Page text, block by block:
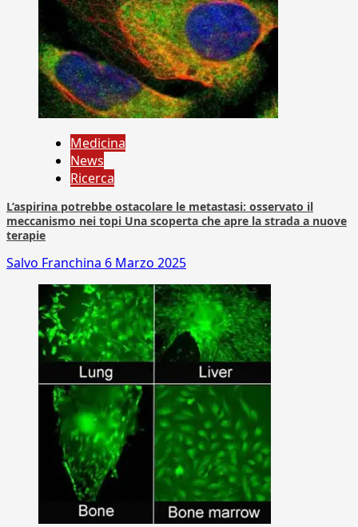
Medicina
News
Ricerca
L’aspirina potrebbe ostacolare le metastasi: osservato il
meccanismo nei topi Una scoperta che apre la strada a nuove
terapie
Salvo Franchina 6 Marzo 2025